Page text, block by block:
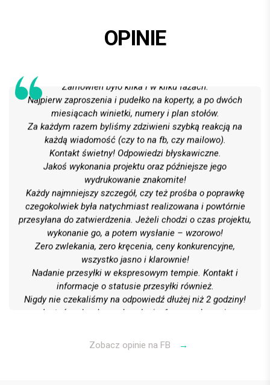
OPINIE
Zamówień było kilka i w kilku fazach.
Najpierw zaproszenia i pudełko na koperty, a po dwóch
miesiącach winietki, numery i plan stołów.
Za każdym razem byliśmy zdziwieni szybką reakcją na
każdą wiadomość (czy to na fb, czy mailowo).
Kontakt świetny! Odpowiedzi błyskawiczne.
Jakoś wykonania projektu oraz późniejsze jego
wydrukowanie znakomite!
Każdy najmniejszy szczegół, czy też prośba o poprawkę
czegokolwiek była natychmiast realizowana i powtórnie
przesyłana do zatwierdzenia. Jeżeli chodzi o czas projektu,
wykonanie go, a potem wysłanie – wzorowo!
Zero zwlekania, zero kręcenia, ceny konkurencyjne,
wszystko jasno i klarownie!
Nadanie przesyłki w ekspresowym tempie. Kontakt i
informacje o statusie przesyłki również.
Nigdy nie czekaliśmy na odpowiedź dłużej niż 2 godziny!
Jesteśmy bardzo zadowoleni z formy wykonania
Polecamy gorąco! 6 gwiazdek na 5 możliwych
Zobacz opinie na FB →